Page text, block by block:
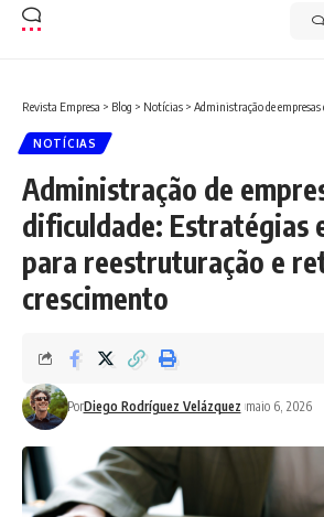
Revista Empresa > Blog > Notícias > Administração de empresas em dificuldade:
NOTÍCIAS
Administração de
dificuldade: Estratégias
para reestruturação e
crescimento
PorDiego Rodríguez Velázquez maio 6, 2026